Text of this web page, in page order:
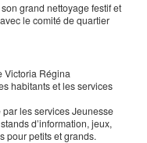
grand nettoyage festif et
le comité de quartier
Victoria Régina
habitants et les services
les services Jeunesse
d’information, jeux,
pour petits et grands.